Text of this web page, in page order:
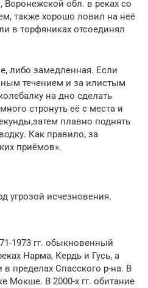
обл. в реках со
также хорошо ловил на неё
в торфяниках отсоединял
либо замедленная. Если
течением и за илистым
на дно сделать
стронуть её с места и
плавно поднять
Как правило, за
приёмов».
угрозой исчезновения.
1973 гг. обыкновенный
Нарма, Кердь и Гусь, а
в пределах Спасского р-на. В
Мокше. В 2000-х гг. обитание